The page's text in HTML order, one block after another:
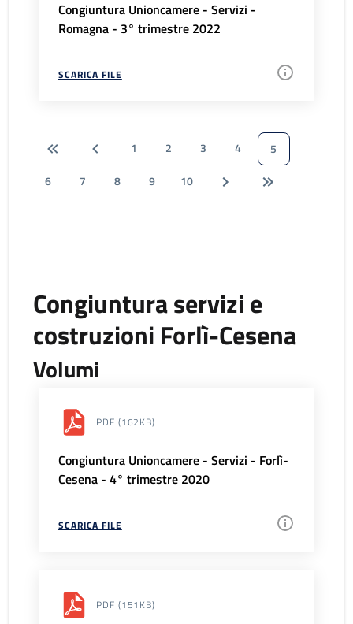
Congiuntura Unioncamere - Servizi -
Romagna - 3° trimestre 2022
SCARICA FILE
1 2 3 4
5
6
7 8 9 10
Congiuntura servizi e
costruzioni Forlì-Cesena
Volumi
PDF (162KB)
Congiuntura Unioncamere - Servizi - Forlì-
Cesena - 4° trimestre 2020
SCARICA FILE
PDF (151KB)